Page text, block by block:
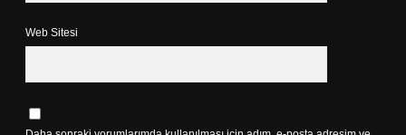
Web Sitesi